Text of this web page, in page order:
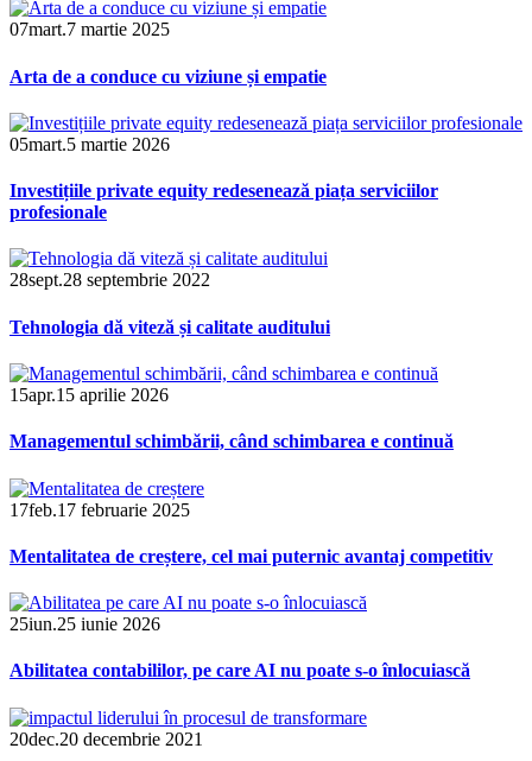
07mart.7 martie 2025
Arta de a conduce cu viziune și empatie
05mart.5 martie 2026
Investițiile private equity redesenează piața serviciilor
profesionale
28sept.28 septembrie 2022
Tehnologia dă viteză și calitate auditului
15apr.15 aprilie 2026
Managementul schimbării, când schimbarea e continuă
17feb.17 februarie 2025
Mentalitatea de creștere, cel mai puternic avantaj competitiv
25iun.25 iunie 2026
Abilitatea contabililor, pe care AI nu poate s-o înlocuiască
20dec.20 decembrie 2021